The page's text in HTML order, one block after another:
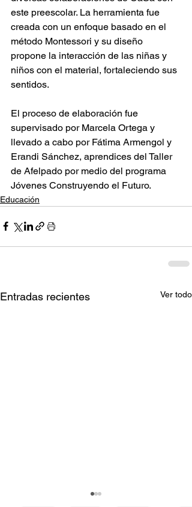
este preescolar. La herramienta fue
creada con un enfoque basado en el
método Montessori y su diseño
propone la interacción de las niñas y
niños con el material, fortaleciendo sus
sentidos.
El proceso de elaboración fue
supervisado por Marcela Ortega y
llevado a cabo por Fátima Armengol y
Erandi Sánchez, aprendices del Taller
de Afelpado por medio del programa
Jóvenes Construyendo el Futuro.
Educación
Entradas recientes Ver todo